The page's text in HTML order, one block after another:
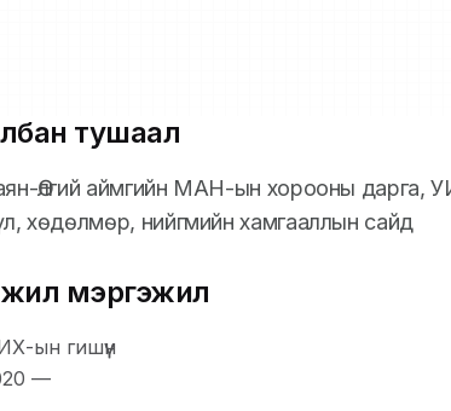
тушаал
Өлгий аймгийн МАН-ын хорооны дарга,
хөдөлмөр, нийгмийн хамгааллын сайд
мэргэжил
ын гишүүн
—